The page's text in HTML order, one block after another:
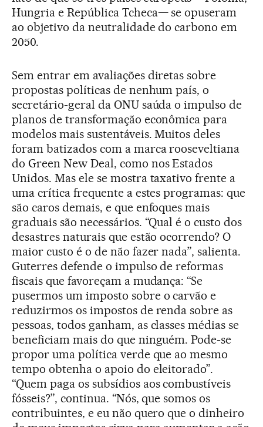
Hungria e República Tcheca— se opuseram
ao objetivo da neutralidade do carbono em
2050.
Sem entrar em avaliações diretas sobre
propostas políticas de nenhum país, o
secretário-geral da ONU saúda o impulso de
planos de transformação econômica para
modelos mais sustentáveis. Muitos deles
foram batizados com a marca rooseveltiana
do Green New Deal, como nos Estados
Unidos. Mas ele se mostra taxativo frente a
uma crítica frequente a estes programas: que
são caros demais, e que enfoques mais
graduais são necessários. “Qual é o custo dos
desastres naturais que estão ocorrendo? O
maior custo é o de não fazer nada”, salienta.
Guterres defende o impulso de reformas
fiscais que favoreçam a mudança: “Se
pusermos um imposto sobre o carvão e
reduzirmos os impostos de renda sobre as
pessoas, todos ganham, as classes médias se
beneficiam mais do que ninguém. Pode-se
propor uma política verde que ao mesmo
tempo obtenha o apoio do eleitorado”.
“Quem paga os subsídios aos combustíveis
fósseis?”, continua. “Nós, que somos os
contribuintes, e eu não quero que o dinheiro